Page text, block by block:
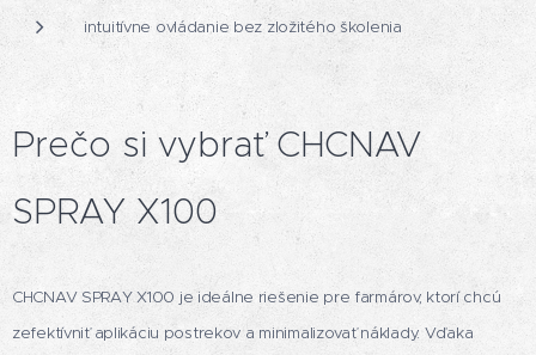
intuitívne ovládanie bez zložitého školenia
Prečo si vybrať CHCNAV
SPRAY X100
CHCNAV SPRAY X100 je ideálne riešenie pre farmárov, ktorí chcú
zefektívniť aplikáciu postrekov a minimalizovať náklady. Vďaka